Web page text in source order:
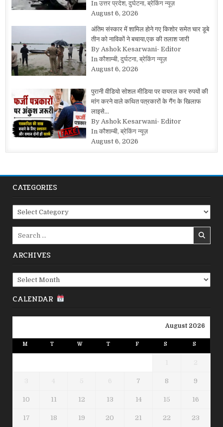
In उत्तर प्रदेश, दुर्घटना, ब्रेकिंग न्यूज़
August 6, 2026
अंतिम संस्कार में शामिल होने गए किशोर समेत चार डूबे
तीन को नाविकों ने बचाया,एक की तलाश जारी
By Ashok Kesarwani- Editor
In कौशाम्बी, दुर्घटना, ब्रेकिंग न्यूज़
August 6, 2026
पुरानी वीडियो सोशल मीडिया पर वायरल कर रुपयों की
मांग करने वाले कथित पत्रकारों के गैंग के खिलाफ
लाइसे…
By Ashok Kesarwani- Editor
In कौशाम्बी, ब्रेकिंग न्यूज़
August 6, 2026
CATEGORIES
Categories
ARCHIVES
Archives
CALENDAR
August 2026
M T W T F S S
1 2
3 4 5 6 7 8 9
10 11 12 13 14 15 16
17 18 19 20 21 22 23